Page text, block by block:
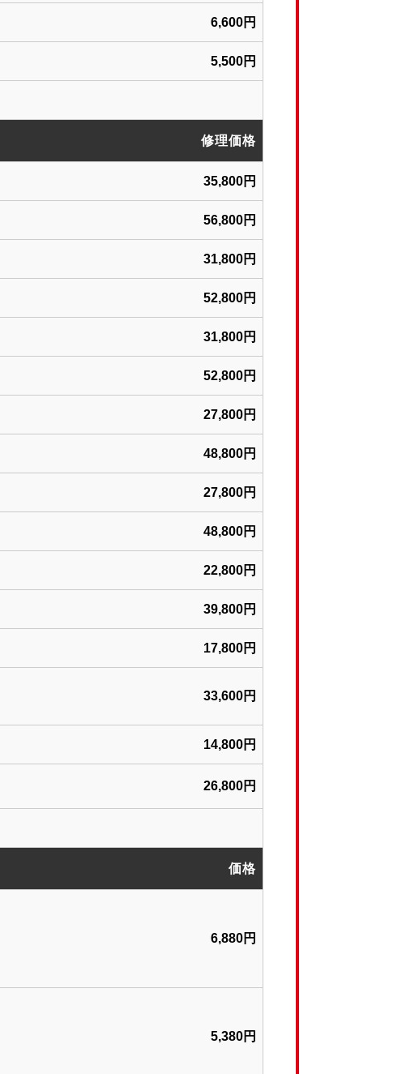
6,600円
5,500円
修理価格
35,800円
56,800円
31,800円
52,800円
31,800円
52,800円
27,800円
48,800円
27,800円
48,800円
22,800円
39,800円
17,800円
33,600円
14,800円
26,800円
価格
6,880円
5,380円